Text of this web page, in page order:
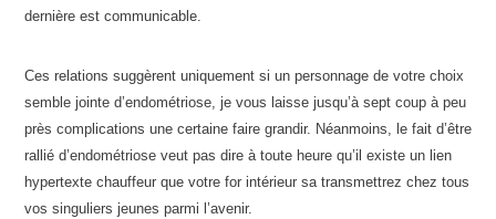
dernière est communicable.
Ces relations suggèrent uniquement si un personnage de votre choix
semble jointe d’endométriose, je vous laisse jusqu’à sept coup à peu
près complications une certaine faire grandir. Néanmoins, le fait d’être
rallié d’endométriose veut pas dire à toute heure qu’il existe un lien
hypertexte chauffeur que votre for intérieur sa transmettrez chez tous
vos singuliers jeunes parmi l’avenir.